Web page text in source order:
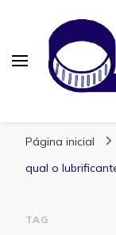
Página inicial
qual o
TAG